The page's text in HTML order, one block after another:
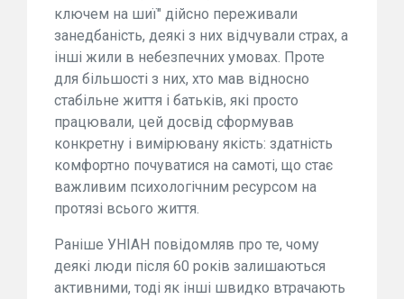
ключем на шиї" дійсно переживали
занедбаність, деякі з них відчували страх, а
інші жили в небезпечних умовах. Проте
для більшості з них, хто мав відносно
стабільне життя і батьків, які просто
працювали, цей досвід сформував
конкретну і вимірювану якість: здатність
комфортно почуватися на самоті, що стає
важливим психологічним ресурсом на
протязі всього життя.
Раніше УНІАН повідомляв про те, чому
деякі люди після 60 років залишаються
активними, тоді як інші швидко втрачають